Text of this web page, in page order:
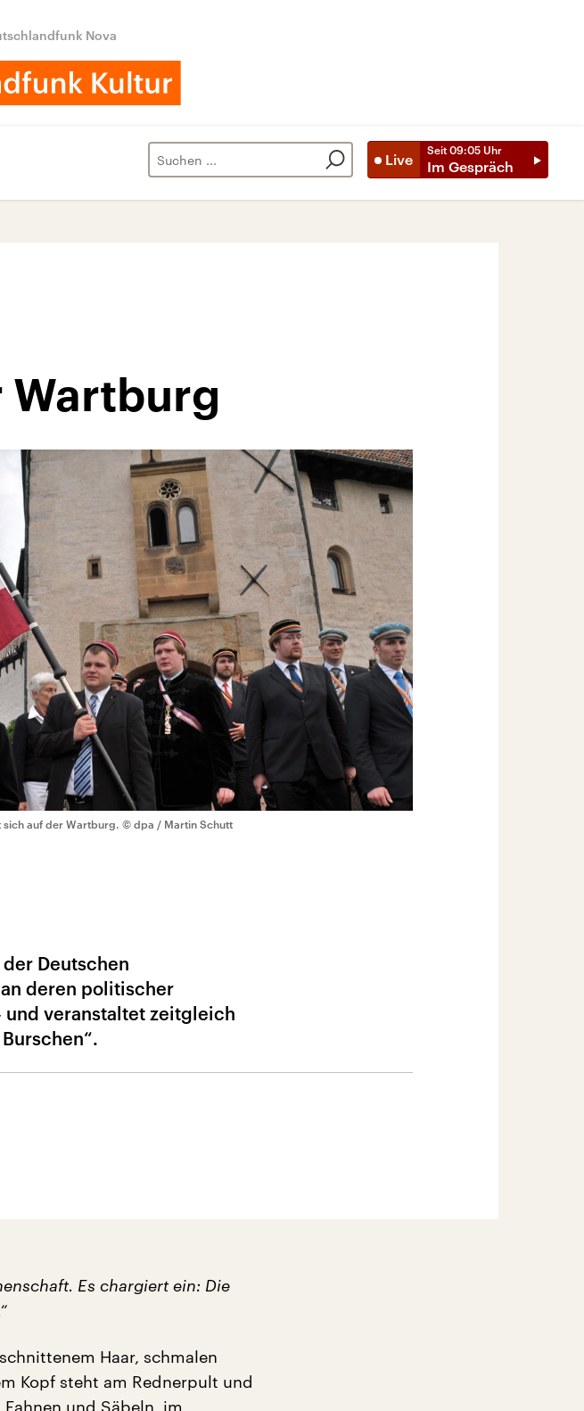
Nova
Live
Seit 09:05 Uhr
Im Gespräch
Wartburg
sich auf der Wartburg. © dpa / Martin Schutt
Deutschen
deren politischer
und veranstaltet zeitgleich
Es chargiert ein: Die
Haar, schmalen
Kopf steht am Rednerpult und
und Säbeln, im